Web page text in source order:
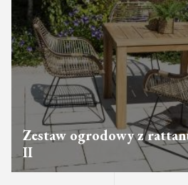
Zestaw ogrodowy z
II